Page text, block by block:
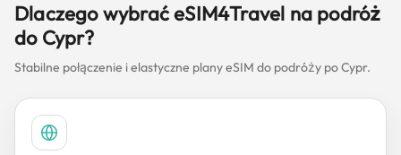
Dlaczego wybrać eSIM4Travel na podróż
do Cypr?
Stabilne połączenie i elastyczne plany eSIM do podróży po Cypr.